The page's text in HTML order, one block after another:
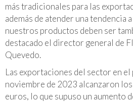
más tradicionales para las
además de atender una tendencia
nuestros productos deben ser
destacado el director general de
Quevedo.
Las exportaciones del sector en
noviembre de 2023 alcanzaron
euros, lo que supuso un aumento